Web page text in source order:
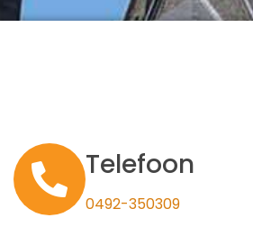
Telefoon
0492-350309